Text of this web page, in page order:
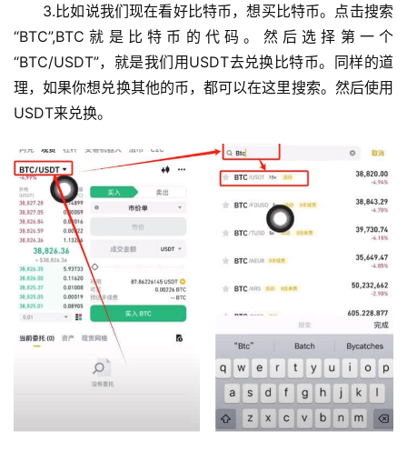
3.比如说我们现在看好比特币，想买比特币。点击搜索
“BTC”,BTC就是比特币的代码。然后选择第一个
“BTC/USDT”，就是我们用USDT去兑换比特币。同样的道
理，如果你想兑换其他的币，都可以在这里搜索。然后使用
USDT来兑换。